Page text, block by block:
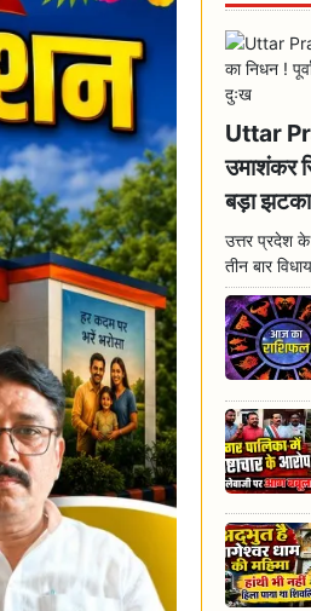
Uttar
उमाशंकर
बड़ा
उत्तर प्रदेश
तीन बार